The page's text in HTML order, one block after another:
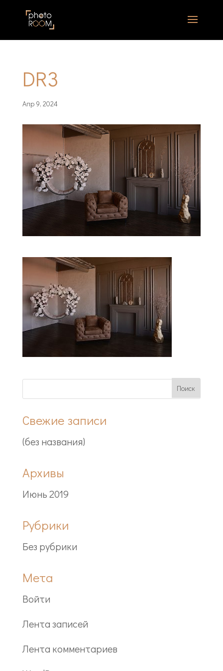
DR3
Апр 9, 2024
Свежие записи
(без названия)
Архивы
Июнь 2019
Рубрики
Без рубрики
Мета
Войти
Лента записей
Лента комментариев